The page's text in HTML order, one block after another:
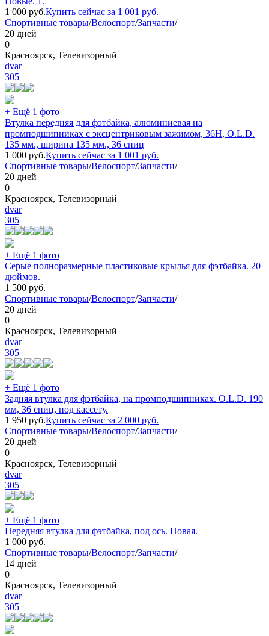
1 000 руб.Купить сейчас за 1 001 руб.
Спортивные товары/Велоспорт/Запчасти/
20 дней
0
Красноярск, Телевизорный
dvar
305
+ Ещё 1 фото
Втулка передняя для фэтбайка, алюминиевая на
промподшипниках с эксцентриковым зажимом, 36H, O.L.D.
135 мм., ширина 135 мм., 36 спиц
1 000 руб.Купить сейчас за 1 001 руб.
Спортивные товары/Велоспорт/Запчасти/
20 дней
0
Красноярск, Телевизорный
dvar
305
+ Ещё 1 фото
Серые полноразмерные пластиковые крылья для фэтбайка. 20
дюймов.
1 500 руб.
Спортивные товары/Велоспорт/Запчасти/
20 дней
0
Красноярск, Телевизорный
dvar
305
+ Ещё 1 фото
Задняя втулка для фэтбайка, на промподшипниках. O.L.D. 190
мм, 36 спиц, под кассету.
1 950 руб.Купить сейчас за 2 000 руб.
Спортивные товары/Велоспорт/Запчасти/
20 дней
0
Красноярск, Телевизорный
dvar
305
+ Ещё 1 фото
Передняя втулка для фэтбайка, под ось. Новая.
1 000 руб.
Спортивные товары/Велоспорт/Запчасти/
14 дней
0
Красноярск, Телевизорный
dvar
305